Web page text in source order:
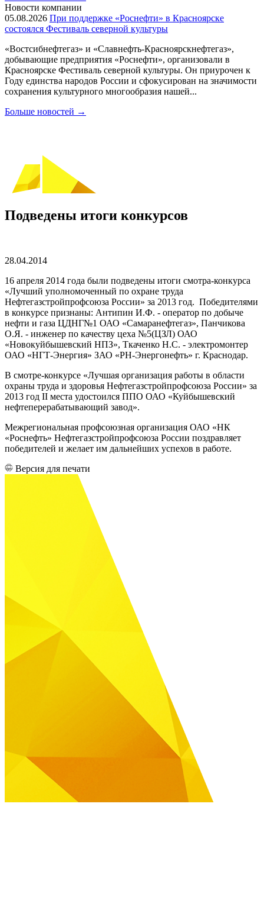
Новости компании
05.08.2026 При поддержке «Роснефти» в Красноярске
состоялся Фестиваль северной культуры
«Востсибнефтегаз» и «Славнефть-Красноярскнефтегаз»,
добывающие предприятия «Роснефти», организовали в
Красноярске Фестиваль северной культуры. Он приурочен к
Году единства народов России и сфокусирован на значимости
сохранения культурного многообразия нашей...
Больше новостей →
Подведены итоги конкурсов
28.04.2014
16 апреля 2014 года были подведены итоги смотра-конкурса
«Лучший уполномоченный по охране труда
Нефтегазстройпрофсоюза России» за 2013 год. Победителями
в конкурсе признаны: Антипин И.Ф. - оператор по добыче
нефти и газа ЦДНГ№1 ОАО «Самаранефтегаз», Панчикова
О.Я. - инженер по качеству цеха №5(ЦЗЛ) ОАО
«Новокуйбышевский НПЗ», Ткаченко Н.С. - электромонтер
ОАО «НГТ-Энергия» ЗАО «РН-Энергонефть» г. Краснодар.
В смотре-конкурсе «Лучшая организация работы в области
охраны труда и здоровья Нефтегазстройпрофсоюза России» за
2013 год II места удостоился ППО ОАО «Куйбышевский
нефтеперерабатывающий завод».
Межрегиональная профсоюзная организация ОАО «НК
«Роснефть» Нефтегазстройпрофсоюза России поздравляет
победителей и желает им дальнейших успехов в работе.
Версия для печати